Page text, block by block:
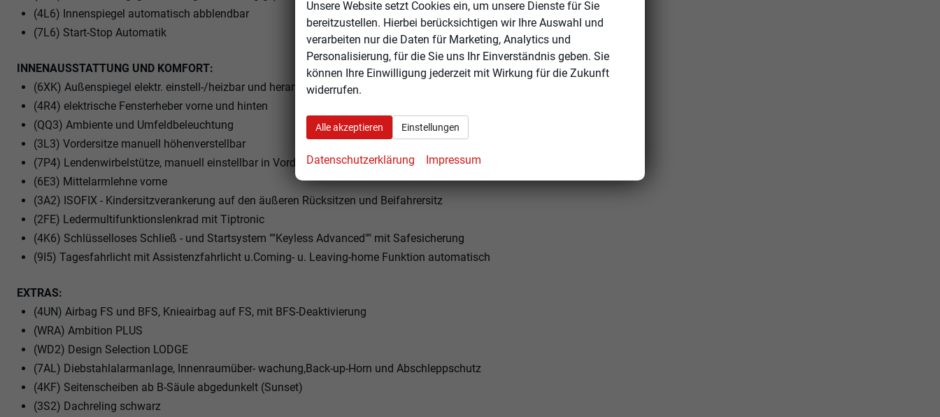
(4L6) Innenspiegel automatisch abblendbar
(7L6) Start-Stop Automatik
INNENAUSSTATTUNG UND KOMFORT:
(6XK) Außenspiegel elektr. einstell-/heizbar und heranklappbar automatisch abblendbar auf Fahrerseite
(4R4) elektrische Fensterheber vorne und hinten
(QQ3) Ambiente und Umfeldbeleuchtung
(3L3) Vordersitze manuell höhenverstellbar
(7P4) Lendenwirbelstütze, manuell einstellbar in Vordersitzlehnen
(6E3) Mittelarmlehne vorne
(3A2) ISOFIX - Kindersitzverankerung auf den äußeren Rücksitzen und Beifahrersitz
(2FE) Ledermultifunktionslenkrad mit Tiptronic
(4K6) Schlüsselloses Schließ - und Startsystem ""Keyless Advanced"" mit Safesicherung
(9I5) Tagesfahrlicht mit Assistenzfahrlicht u.Coming- u. Leaving-home Funktion automatisch
EXTRAS:
(4UN) Airbag FS und BFS, Knieairbag auf FS, mit BFS-Deaktivierung
(WRA) Ambition PLUS
(WD2) Design Selection LODGE
(7AL) Diebstahlalarmanlage, Innenraumüber- wachung,Back-up-Horn und Abschleppschutz
(4KF) Seitenscheiben ab B-Säule abgedunkelt (Sunset)
(3S2) Dachreling schwarz
Unsere Website setzt Cookies ein, um unsere Dienste für Sie
bereitzustellen. Hierbei berücksichtigen wir Ihre Auswahl und
verarbeiten nur die Daten für Marketing, Analytics und
Personalisierung, für die Sie uns Ihr Einverständnis geben. Sie
können Ihre Einwilligung jederzeit mit Wirkung für die Zukunft
widerrufen.
Alle akzeptieren Einstellungen
Datenschutzerklärung Impressum